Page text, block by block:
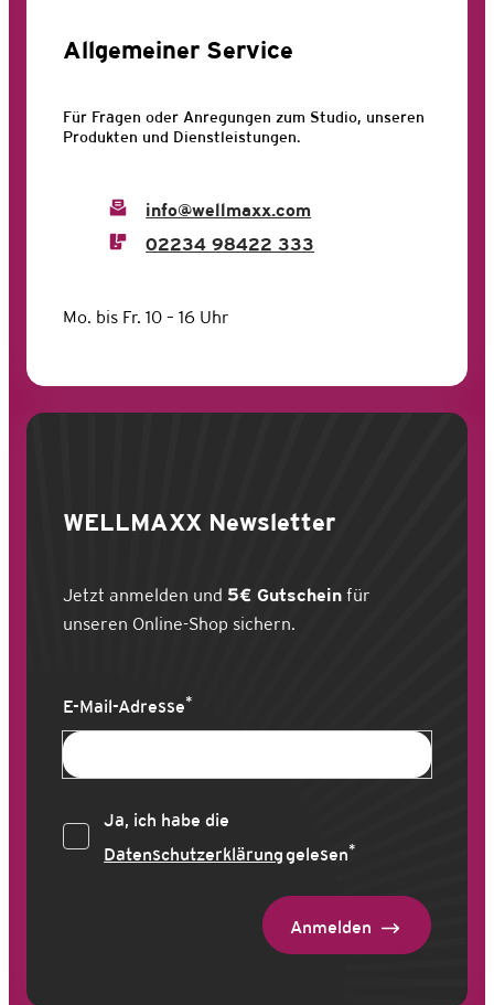
Allgemeiner Service
Für Fragen oder Anregungen zum Studio, unseren
Produkten und Dienstleistungen.
info@wellmaxx.com
02234 98422 333
Mo. bis Fr. 10 – 16 Uhr
WELLMAXX Newsletter
Jetzt anmelden und 5€ Gutschein für
unseren Online-Shop sichern.
E-Mail-Adresse*
Ja, ich habe die
Datenschutzerklärunggelesen*
Anmelden